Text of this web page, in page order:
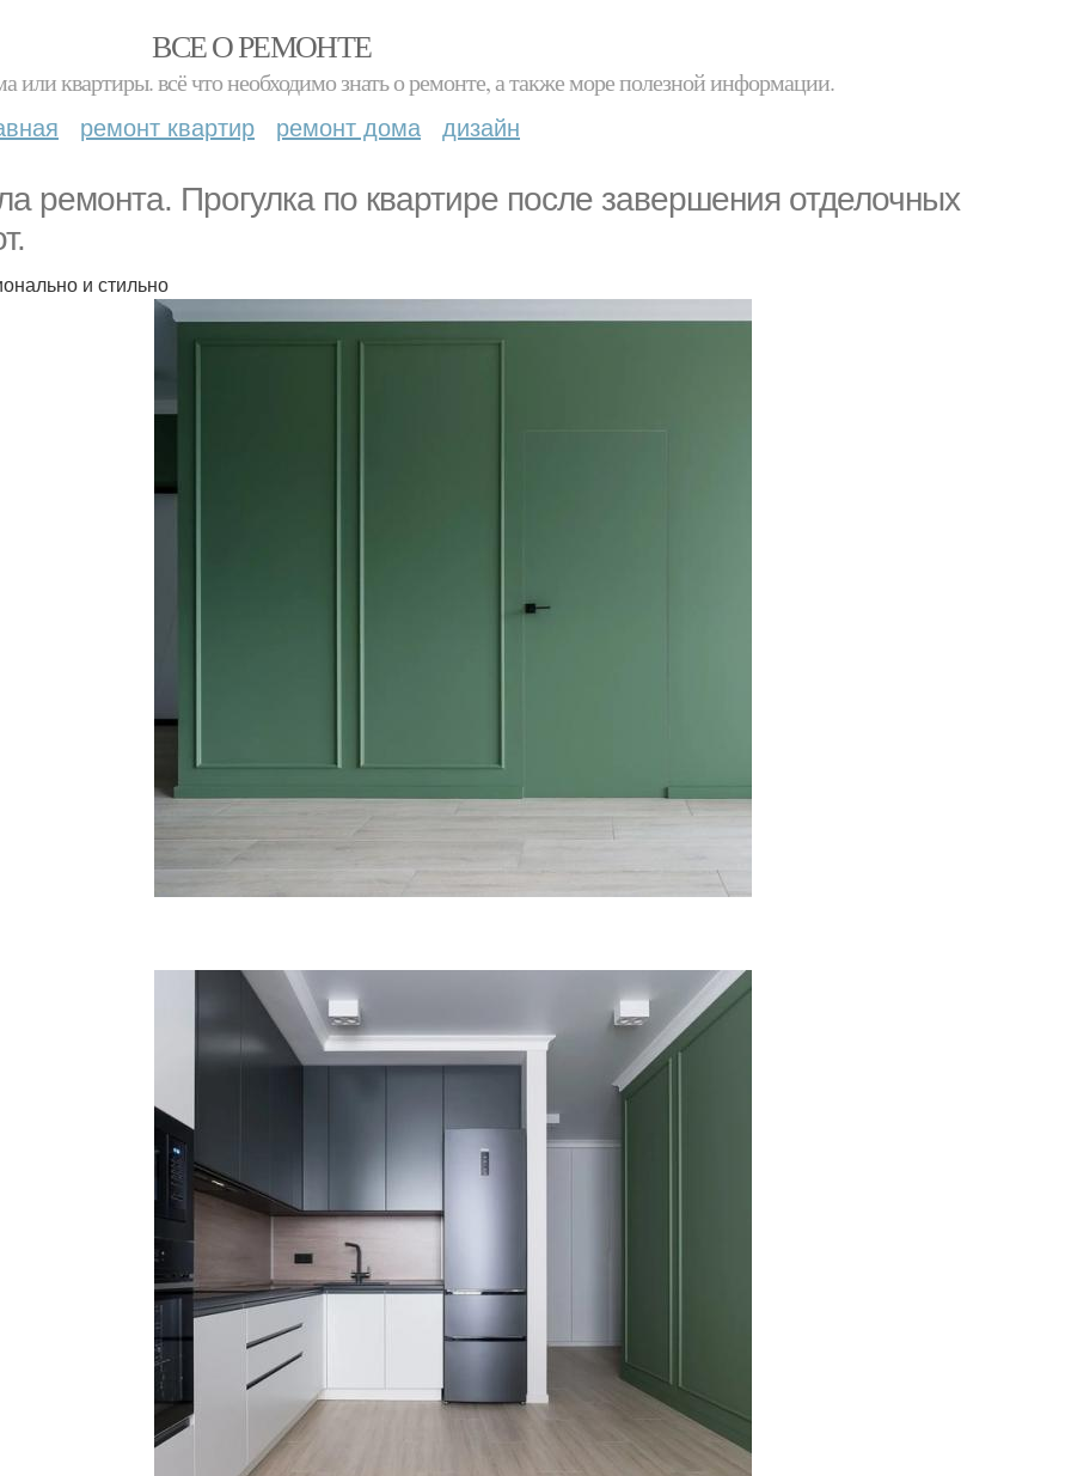
ВСЕ О РЕМОНТЕ
или квартиры. всё что необходимо знать о ремонте, а также море полезной информации.
ремонт квартир ремонт дома дизайн
ремонта. Прогулка по квартире после завершения отделочных
и стильно